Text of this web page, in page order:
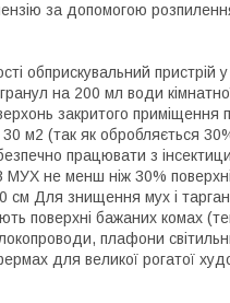
за допомогою
обприскувальний пристрій
на 200 мл води
закритого
м2 (так як обробляється
працювати з
не менш ніж 30%
Для знищення мух і
поверхні бажаних комах
плафони
для великої рогатої